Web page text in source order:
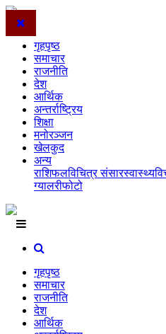
गृहपृष्ठ
समाचार
राजनीति
देश
आर्थिक
अन्तर्राष्ट्रिय
शिक्षा
मनोरञ्जन
खेलकुद
अन्य
राशिफलविचित्र संसारस्वास्थ्य
ग्यालरीफोटो
गृहपृष्ठ
समाचार
राजनीति
देश
आर्थिक